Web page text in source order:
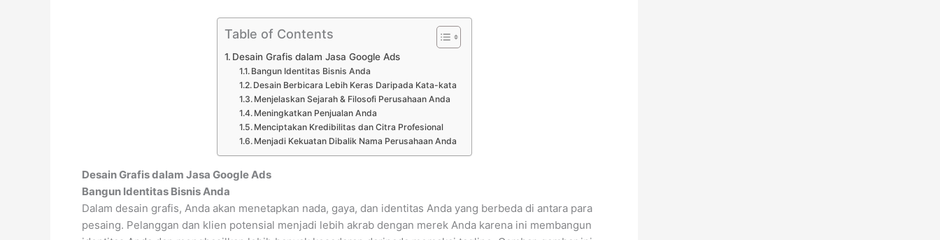
Table of Contents
Desain Grafis dalam Jasa Google Ads
Bangun Identitas Bisnis Anda
Desain Berbicara Lebih Keras Daripada Kata-kata
Menjelaskan Sejarah & Filosofi Perusahaan Anda
Meningkatkan Penjualan Anda
Menciptakan Kredibilitas dan Citra Profesional
Menjadi Kekuatan Dibalik Nama Perusahaan Anda
Desain Grafis dalam Jasa Google Ads
Bangun Identitas Bisnis Anda
Dalam desain grafis, Anda akan menetapkan nada, gaya, dan identitas Anda yang berbeda di antara para
pesaing. Pelanggan dan klien potensial menjadi lebih akrab dengan merek Anda karena ini membangun